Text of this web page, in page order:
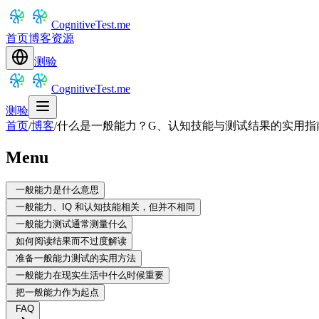
CognitiveTest.me
首页博客资源
测验
CognitiveTest.me
测验
首页/博客/什么是一般能力？G、认知技能与测试结果的实用指
Menu
一般能力是什么意思
一般能力、IQ 和认知技能相关，但并不相同
一般能力测试通常测量什么
如何阅读结果而不过度解读
准备一般能力测试的实用方法
一般能力在现实生活中什么时候重要
把一般能力作为起点
FAQ